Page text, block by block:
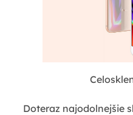
Doteraz najodolnejšie